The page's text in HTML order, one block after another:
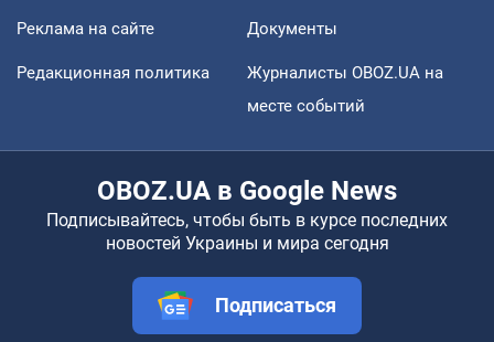
Реклама на сайте Документы
Редакционная политика
Журналисты OBOZ.UA на
месте событий
OBOZ.UA в Google News
Подписывайтесь, чтобы быть в курсе последних
новостей Украины и мира сегодня
Подписаться